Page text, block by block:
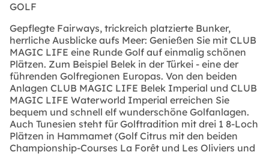
GOLF
Gepflegte Fairways, trickreich platzierte Bunker,
herrliche Ausblicke aufs Meer: Genießen Sie mit CLUB
MAGIC LIFE eine Runde Golf auf einmalig schönen
Plätzen. Zum Beispiel Belek in der Türkei - eine der
führenden Golfregionen Europas. Von den beiden
Anlagen CLUB MAGIC LIFE Belek Imperial und CLUB
MAGIC LIFE Waterworld Imperial erreichen Sie
bequem und schnell elf wunderschöne Golfanlagen.
Auch Tunesien steht für Golftradition mit drei 1 8-Loch
Plätzen in Hammamet (Golf Citrus mit den beiden
Championship-Courses La Forêt und Les Oliviers und